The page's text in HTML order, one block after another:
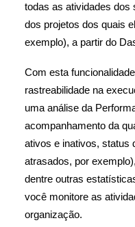
todas as atividades dos
dos projetos dos quais
exemplo), a partir do
Com esta
rastreabilidade na
uma análise da
acompanhamento da
ativos e inativos, status
atrasados, por
dentre outras
você monitore as
organização.